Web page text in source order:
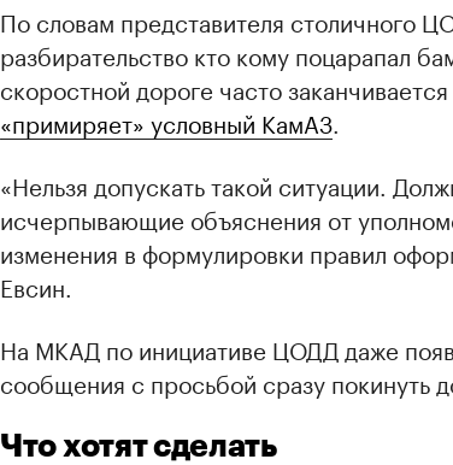
По словам представителя столичного
разбирательство кто кому поцарапал
скоростной дороге часто
«примиряет» условный КамАЗ
«Нельзя допускать такой ситуации.
исчерпывающие объяснения от
изменения в формулировки правил
Евсин.
На МКАД по инициативе ЦОДД даже
сообщения с просьбой сразу покинуть
Что хотят сделать